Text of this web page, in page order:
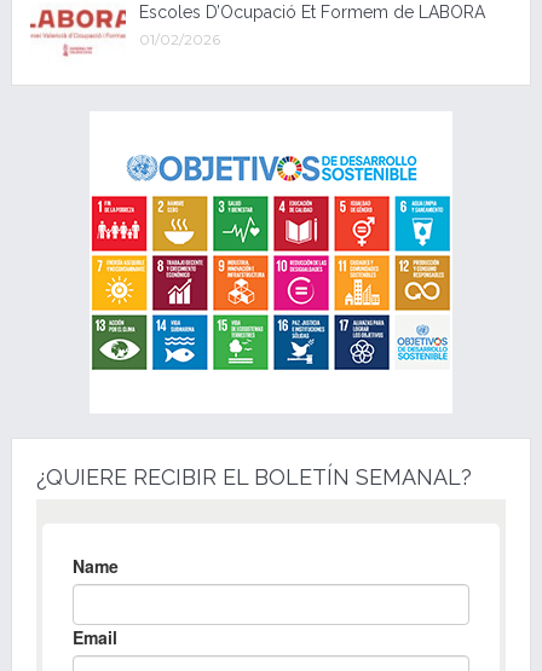
Escoles D’Ocupació Et Formem de LABORA
01/02/2026
¿QUIERE RECIBIR EL BOLETÍN SEMANAL?